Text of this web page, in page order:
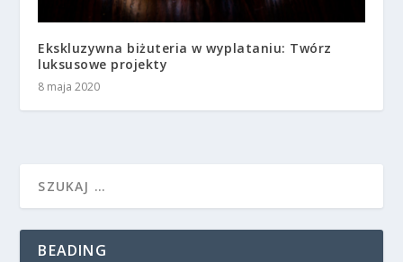
Ekskluzywna biżuteria w wyplataniu: Twórz
luksusowe projekty
8 maja 2020
BEADING